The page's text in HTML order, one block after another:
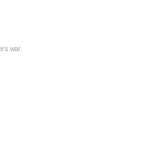
war.